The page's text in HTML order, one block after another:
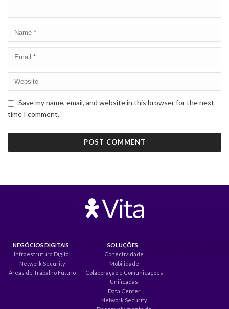
Save my name, email, and website in this browser for the next
time I comment.
NEGÓCIOS DIGITAIS
Infraestrutura Digital
Network Security
Áreas de Trabalho Futuro
SOLUÇÕES
Conectividade
Mobilidade
Colaboração e Comunicações
Unificadas
Data Center
Network Security